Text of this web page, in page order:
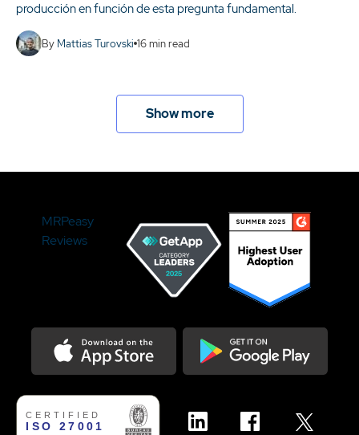
producción en función de esta pregunta fundamental.
By Mattias Turovski 16min read
Show more
MRPeasy
Reviews